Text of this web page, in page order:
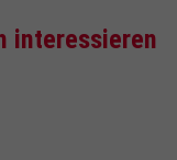
interessieren